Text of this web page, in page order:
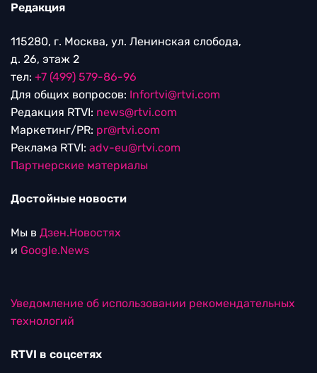
Редакция
115280, г. Москва, ул. Ленинская слобода,
д. 26, этаж 2
тел: +7 (499) 579-86-96
Для общих вопросов: Infortvi@rtvi.com
Редакция RTVI: news@rtvi.com
Маркетинг/PR: pr@rtvi.com
Реклама RTVI: adv-eu@rtvi.com
Партнерские материалы
Достойные новости
Мы в Дзен.Новостях
и Google.News
Уведомление об использовании рекомендательных
технологий
RTVI в соцсетях